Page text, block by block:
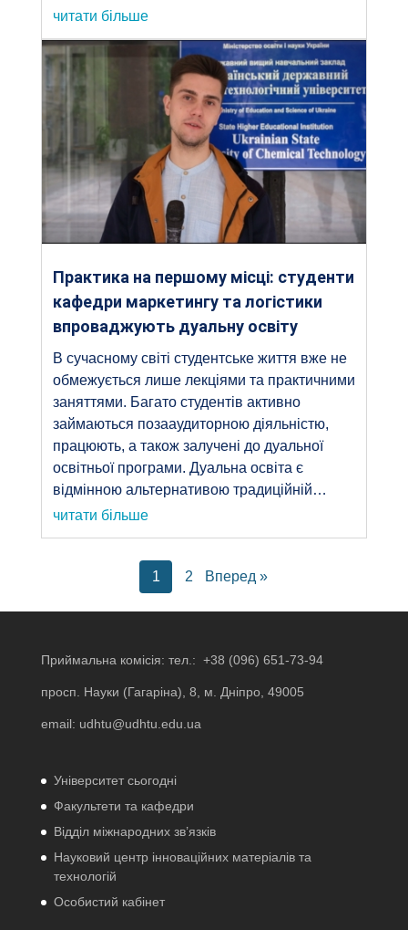
читати більше
Практика на першому місці: студенти
кафедри маркетингу та логістики
впроваджують дуальну освіту
В сучасному світі студентське життя вже не
обмежується лише лекціями та практичними
заняттями. Багато студентів активно
займаються позааудиторною діяльністю,
працюють, а також залучені до дуальної
освітньої програми. Дуальна освіта є
відмінною альтернативою традиційній…
читати більше
1 2 Вперед »
Приймальна комісія: тел.: +38 (096) 651-73-94
просп. Науки (Гагаріна), 8, м. Дніпро, 49005
email: udhtu@udhtu.edu.ua
Університет сьогодні
Факультети та кафедри
Відділ міжнародних зв’язків
Науковий центр інноваційних матеріалів та
технологій
Особистий кабінет